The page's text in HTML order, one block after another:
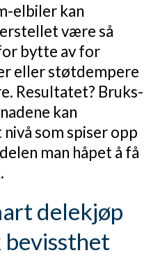
elbiler kan
være så
bytte av for
eller støtdempere
Resultatet? Bruks-
kan
som spiser opp
man håpet å få
delekjøp
bevissthet